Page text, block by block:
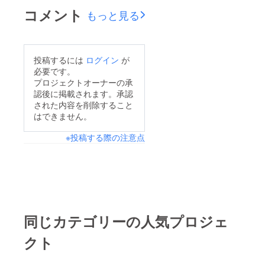
包資材の購入代④二胡
奏会で即売会を開催。
そこでハーバリウムを
販売。＝＝＝＝＝＝＝
＝＝＝＝＝＝＝＝＝＝
＝＝＝＝＝＝＝＝＝＝
＝ 支援をして頂くと
パトロンとなり、リ
ターンを受ける権利が
は、5000円の支援が
契約商品は、リターン
にも設定している ●折
セット の二種です。
折り鶴制作チームは、
おりづるタワーさんへ
訪問し、売り場の視察
タワーの隣には「世界
背負った私たちです。
また明日から心新た
コメント もっと見る
投稿するには ログイン が
必要です。
プロジェクトオーナーの承
認後に掲載されます。承認
された内容を削除すること
はできません。
※投稿する際の注意点
同じカテゴリーの人気プロジェ
クト